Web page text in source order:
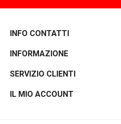
INFO CONTATTI
INFORMAZIONE
SERVIZIO CLIENTI
IL MIO ACCOUNT